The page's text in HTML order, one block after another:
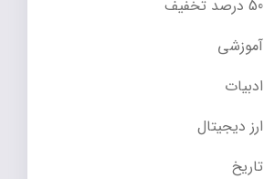
50 درصد تخفیف
آموزشی
ادبیات
ارز دیجیتال
تاریخ